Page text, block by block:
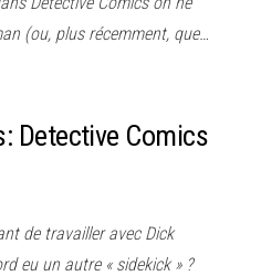
(ou, plus récemment, que…
Detective Comics
de travailler avec Dick
eu un autre « sidekick » ?